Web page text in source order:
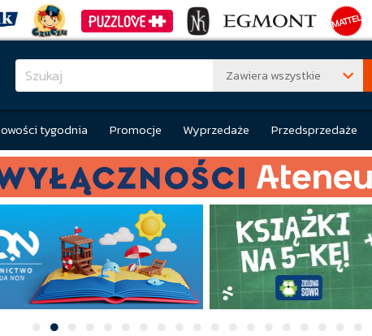
Zawiera wszystkie
tygodnia Promocje Wyprzedaże Przedsprzedaże